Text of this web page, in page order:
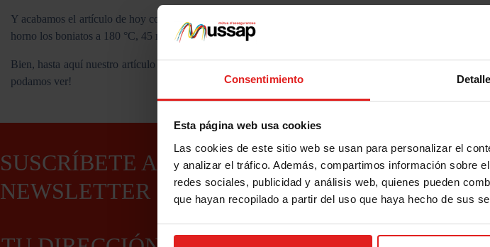
Consentimiento
Esta página web usa cookies
Las cookies de este sitio web se usan para personalizar el
y analizar el tráfico. Además, compartimos información sobre
redes sociales, publicidad y análisis web, quienes pueden
que hayan recopilado a partir del uso que haya hecho de sus
Y acabamos el artículo de hoy con el boniato, ¡un producto rico en potasio, calcio y energía! Una receta
horno los boniatos a 180 °C, 45 min. Después, solo toca pelarlos y, si quieres, hacer un delicioso puré
Bien, hasta aquí nuestro artículo de hoy. ¿Sientes un ruido? ¡Seguro que es tu estómago! Si cocinas este
podamos ver!
SUSCRÍBETE A NUESTRA
NEWSLETTER